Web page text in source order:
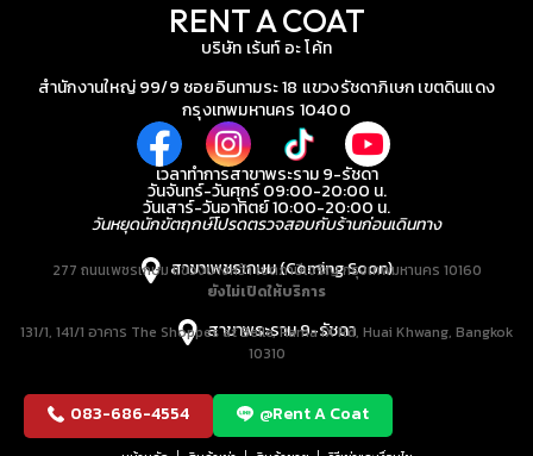
RENT A COAT
บริษัท เร้นท์ อะ โค้ท
สำนักงานใหญ่ 99/9 ซอยอินทามระ 18 แขวงรัชดาภิเษก เขตดินแดง
กรุงเทพมหานคร 10400
เวลาทำการสาขาพระราม 9-รัชดา
วันจันทร์-วันศุกร์ 09:00-20:00 น.
วันเสาร์-วันอาทิตย์ 10:00-20:00 น.
วันหยุดนักขัตฤกษ์โปรดตรวจสอบกับร้านก่อนเดินทาง
สาขาเพชรเกษม (Coming Soon)
277 ถนนเพชรเกษม แขวงบางหว้า เขตภาษีเจริญ กรุงเทพมหานคร 10160
ยังไม่เปิดให้บริการ
สาขาพระราม 9-รัชดา
131/1, 141/1 อาคาร The Shoppes at Belle, Rama IX Rd, Huai Khwang, Bangkok
10310
083-686-4554 @Rent A Coat